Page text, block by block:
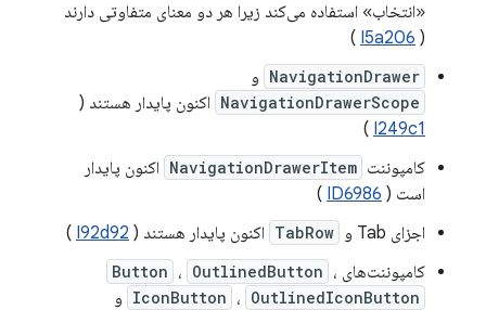
«انتخاب» استفاده می‌کند زیرا هر دو معنای متفاوتی دارند
(
I5a206
)
NavigationDrawer و
NavigationDrawerScope اکنون پایدار هستند (
I249c1
)
کامپوننت NavigationDrawerItem اکنون پایدار
است ( ID6986
)
اجزای Tab و
TabRow اکنون پایدار هستند ( I92d92
)
کامپوننت‌های
Button ، OutlinedButton ،
IconButton ، OutlinedIconButton و